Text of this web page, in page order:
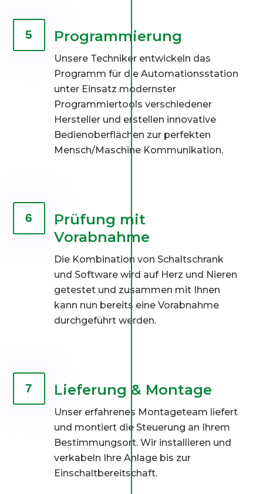
Programmierung
Unsere Techniker entwickeln das
Programm für die Automationsstation
unter Einsatz modernster
Programmiertools verschiedener
Hersteller und erstellen innovative
Bedienoberflächen zur perfekten
Mensch/Maschine Kommunikation.
5
Prüfung mit
Vorabnahme
Die Kombination von Schaltschrank
und Software wird auf Herz und Nieren
getestet und zusammen mit Ihnen
kann nun bereits eine Vorabnahme
durchgeführt werden.
6
Lieferung & Montage
Unser erfahrenes Montageteam liefert
und montiert die Steuerung an Ihrem
Bestimmungsort. Wir installieren und
verkabeln Ihre Anlage bis zur
Einschaltbereitschaft.
7